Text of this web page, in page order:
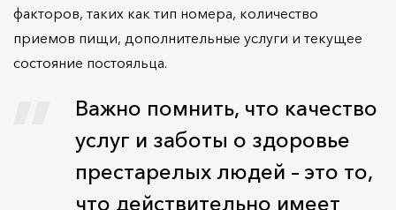
факторов, таких как тип номера, количество
приемов пищи, дополнительные услуги и текущее
состояние постояльца.
Важно помнить, что качество
услуг и заботы о здоровье
престарелых людей – это то,
что действительно имеет